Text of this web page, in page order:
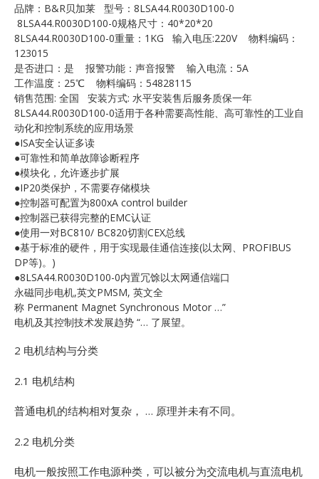
品牌：B&R贝加莱 型号：8LSA44.R0030D100-0
8LSA44.R0030D100-0规格尺寸：40*20*20
8LSA44.R0030D100-0重量：1KG 输入电压:220V 物料编码：
123015
是否进口：是 报警功能：声音报警 输入电流：5A
工作温度：25℃ 物料编码：54828115
销售范围: 全国 安装方式: 水平安装售后服务质保一年
8LSA44.R0030D100-0适用于各种需要高性能、高可靠性的工业自
动化和控制系统的应用场景
●ISA安全认证多读
●可靠性和简单故障诊断程序
●模块化，允许逐步扩展
●IP20类保护，不需要存储模块
●控制器可配置为800xA control builder
●控制器已获得完整的EMC认证
●使用一对BC810/ BC820切割CEX总线
●基于标准的硬件，用于实现最佳通信连接(以太网、PROFIBUS
DP等)。)
●8LSA44.R0030D100-0内置冗馀以太网通信端口
永磁同步电机,英文PMSM, 英文全
称 Permanent Magnet Synchronous Motor …”
电机及其控制技术发展趋势 “… 了展望。
2 电机结构与分类
2.1 电机结构
普通电机的结构相对复杂， … 原理并未有不同。
2.2 电机分类
电机一般按照工作电源种类，可以被分为交流电机与直流电机